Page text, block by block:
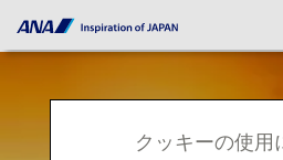
クッキーの使用